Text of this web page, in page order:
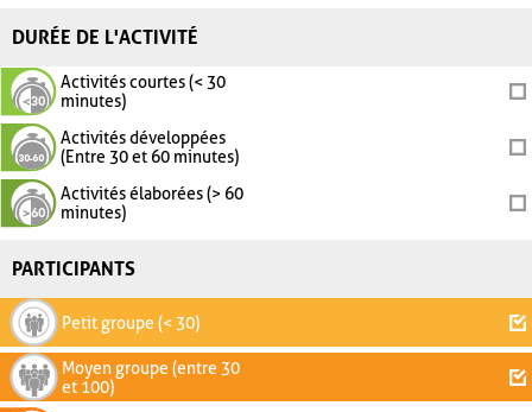
DURÉE DE L'ACTIVITÉ
Activités courtes (< 30
minutes)
Activités développées
(Entre 30 et 60 minutes)
Activités élaborées (> 60
minutes)
PARTICIPANTS
Petit groupe (< 30)
Moyen groupe (entre 30
et 100)